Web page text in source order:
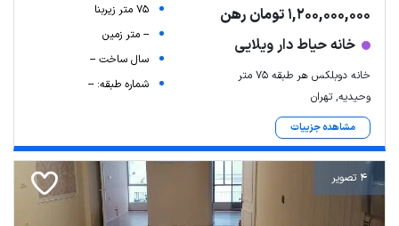
1,200,000,000 تومان رهن
خانه حیاط دار ویلایی
خانه دوبلکس هر طبقه ۷۵ متر
وحیدیه, تهران
مشاهده جزییات
75 متر زیربنا
-- متر زمین
سال ساخت --
شماره طبقه: --
4 تصویر